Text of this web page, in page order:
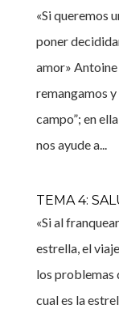
«Si queremos
poner
amor» Antoine
remangamos
campo”; en
nos ayude a...
TEMA 4:
«Si al
estrella, el
los problemas
cual es la